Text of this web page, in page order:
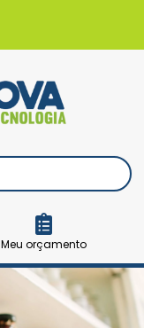
Meu orçamento